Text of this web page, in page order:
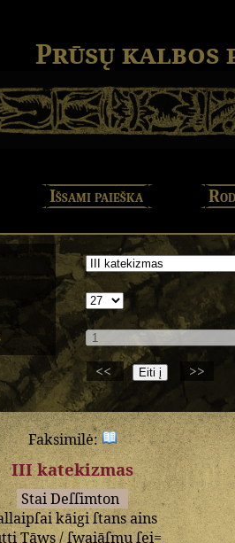
Prūsų kalbos
Išsami paieška
<<
>>
Faksimilė:
III katekizmas
StaiDeſſimton
kāigiſtansains
Tāws/ſwaiāſmuſei=